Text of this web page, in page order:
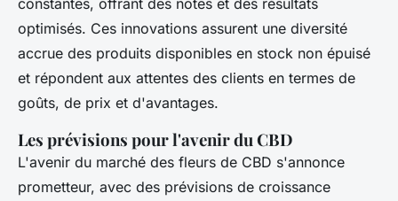
optimisés. Ces innovations assurent une diversité
accrue des produits disponibles en stock non épuisé
et répondent aux attentes des clients en termes de
goûts, de prix et d'avantages.
Les prévisions pour l'avenir du CBD
L'avenir du marché des fleurs de CBD s'annonce
prometteur, avec des prévisions de croissance